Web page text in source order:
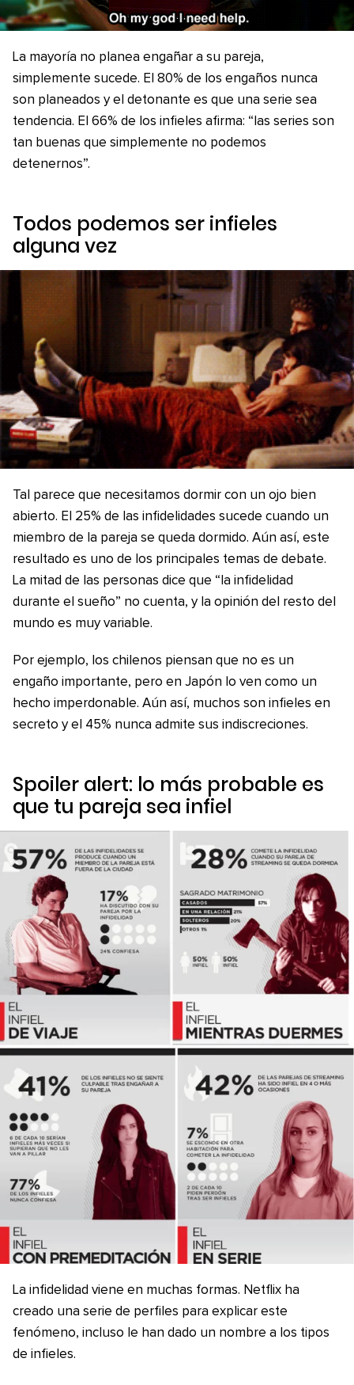
La mayoría no planea engañar a su pareja,
simplemente sucede. El 80% de los engaños nunca
son planeados y el detonante es que una serie sea
tendencia. El 66% de los infieles afirma: “las series son
tan buenas que simplemente no podemos
detenernos”.
Todos podemos ser infieles
alguna vez
Tal parece que necesitamos dormir con un ojo bien
abierto. El 25% de las infidelidades sucede cuando un
miembro de la pareja se queda dormido. Aún así, este
resultado es uno de los principales temas de debate.
La mitad de las personas dice que “la infidelidad
durante el sueño” no cuenta, y la opinión del resto del
mundo es muy variable.
Por ejemplo, los chilenos piensan que no es un
engaño importante, pero en Japón lo ven como un
hecho imperdonable. Aún así, muchos son infieles en
secreto y el 45% nunca admite sus indiscreciones.
Spoiler alert: lo más probable es
que tu pareja sea infiel
La infidelidad viene en muchas formas. Netflix ha
creado una serie de perfiles para explicar este
fenómeno, incluso le han dado un nombre a los tipos
de infieles.